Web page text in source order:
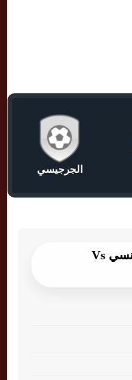
الجرجيسي
بطاقة مباراة الترجي التونسي Vs